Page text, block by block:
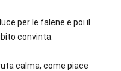
per le falene e poi il
convinta.
calma, come piace